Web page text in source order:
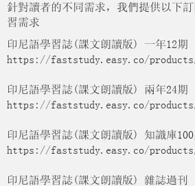
針對讀者的不同需求，我們提供以下
習需求
印尼語學習誌(課文朗讀版) 一年12期
https://faststudy.easy.co/products/
印尼語學習誌(課文朗讀版) 兩年24期
https://faststudy.easy.co/products/
印尼語學習誌(課文朗讀版) 知識庫100
https://faststudy.easy.co/products/
印尼語學習誌(課文朗讀版) 雜誌過刊